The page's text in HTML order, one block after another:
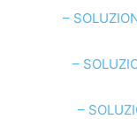
–
–
–